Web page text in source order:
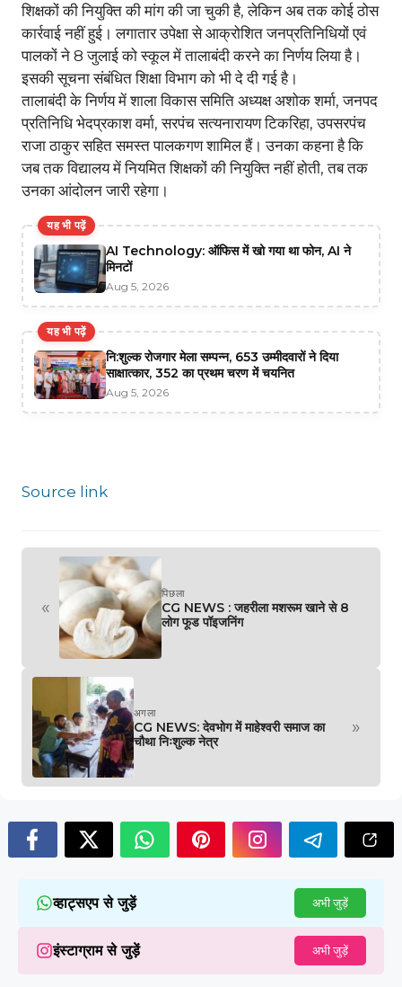
शिक्षकों की नियुक्ति की मांग की जा चुकी है, लेकिन अब तक कोई ठोस
कार्रवाई नहीं हुई। लगातार उपेक्षा से आक्रोशित जनप्रतिनिधियों एवं
पालकों ने 8 जुलाई को स्कूल में तालाबंदी करने का निर्णय लिया है।
इसकी सूचना संबंधित शिक्षा विभाग को भी दे दी गई है।
तालाबंदी के निर्णय में शाला विकास समिति अध्यक्ष अशोक शर्मा, जनपद
प्रतिनिधि भेदप्रकाश वर्मा, सरपंच सत्यनारायण टिकरिहा, उपसरपंच
राजा ठाकुर सहित समस्त पालकगण शामिल हैं। उनका कहना है कि
जब तक विद्यालय में नियमित शिक्षकों की नियुक्ति नहीं होती, तब तक
उनका आंदोलन जारी रहेगा।
यह भी पढ़ें
AI Technology: ऑफिस में खो गया था फोन, AI ने
मिनटों
Aug 5, 2026
यह भी पढ़ें
नि:शुल्क रोजगार मेला सम्पन्न, 653 उम्मीदवारों ने दिया
साक्षात्कार, 352 का प्रथम चरण में चयनित
Aug 5, 2026
Source link
«
पिछला
CG NEWS : जहरीला मशरूम खाने से 8
लोग फूड पॉइजनिंग
अगला
CG NEWS: देवभोग में माहेश्वरी समाज का
चौथा निःशुल्क नेत्र
»
व्हाट्सएप से जुड़ें अभी जुड़ें
इंस्टाग्राम से जुड़ें अभी जुड़ें